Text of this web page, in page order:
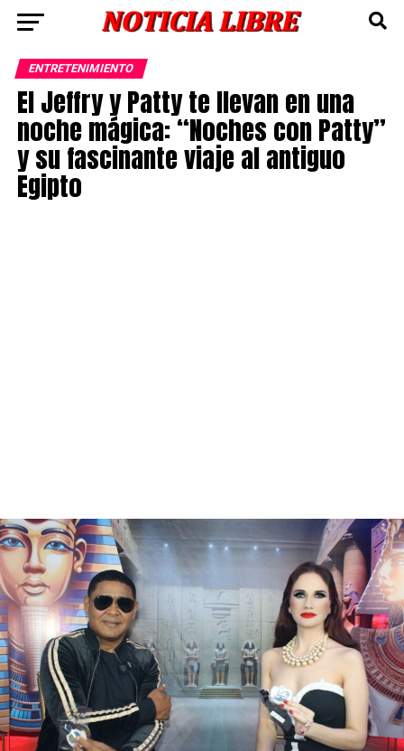
ENTRETENIMIENTO
El Jeffry y Patty te llevan en una
noche mágica: “Noches con Patty”
y su fascinante viaje al antiguo
Egipto